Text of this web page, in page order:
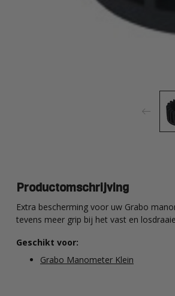
Productomschrijving
Extra bescherming voor uw Grabo
tevens meer grip bij het vast en
Geschikt voor:
Grabo Manometer Klein